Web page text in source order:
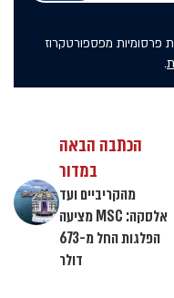
פרסומיות מפספורטקרוז
.
הכתבה הבאה
במדור
מהקריביים ועד
אלסקה: MSC מציעה
הפלגות החל מ-673
דולר